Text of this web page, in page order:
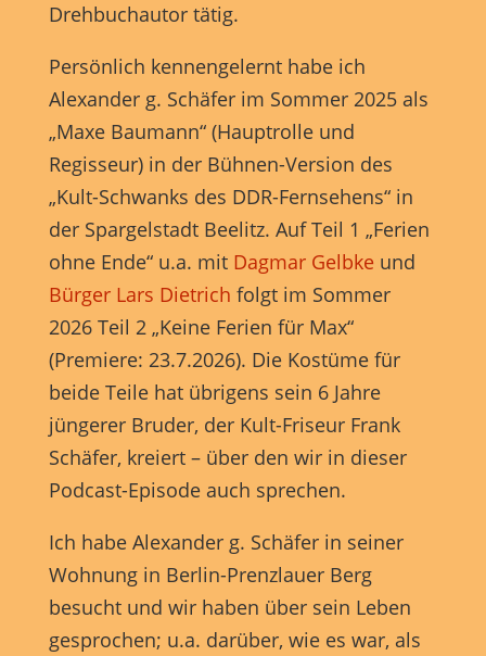
Drehbuchautor tätig.
Persönlich kennengelernt habe ich
Alexander g. Schäfer im Sommer 2025 als
„Maxe Baumann“ (Hauptrolle und
Regisseur) in der Bühnen-Version des
„Kult-Schwanks des DDR-Fernsehens“ in
der Spargelstadt Beelitz. Auf Teil 1 „Ferien
ohne Ende“ u.a. mit Dagmar Gelbkeund
Bürger Lars Dietrich folgt im Sommer
2026 Teil 2 „Keine Ferien für Max“
(Premiere: 23.7.2026). Die Kostüme für
beide Teile hat übrigens sein 6 Jahre
jüngerer Bruder, der Kult-Friseur Frank
Schäfer, kreiert – über den wir in dieser
Podcast-Episode auch sprechen.
Ich habe Alexander g. Schäfer in seiner
Wohnung in Berlin-Prenzlauer Berg
besucht und wir haben über sein Leben
gesprochen; u.a. darüber, wie es war, als